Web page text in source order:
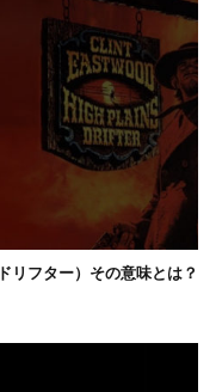
フター）その意味とは？